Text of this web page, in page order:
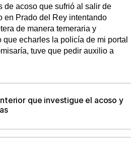
de acoso que sufrió al salir de
en Prado del Rey intentando
de manera temeraria y
echarles la policía de mi portal
tuve que pedir auxilio a
que investigue el acoso y